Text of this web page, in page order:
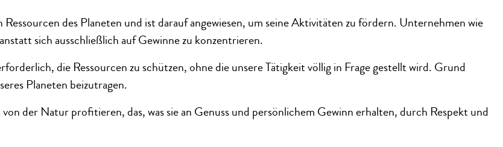
des Planeten und ist darauf angewiesen, um seine Aktivitäten zu fördern. Unternehmen wie
sich ausschließlich auf Gewinne zu konzentrieren.
die Ressourcen zu schützen, ohne die unsere Tätigkeit völlig in Frage gestellt wird. Grund
Planeten beizutragen.
der Natur profitieren, das, was sie an Genuss und persönlichem Gewinn erhalten, durch Respekt und